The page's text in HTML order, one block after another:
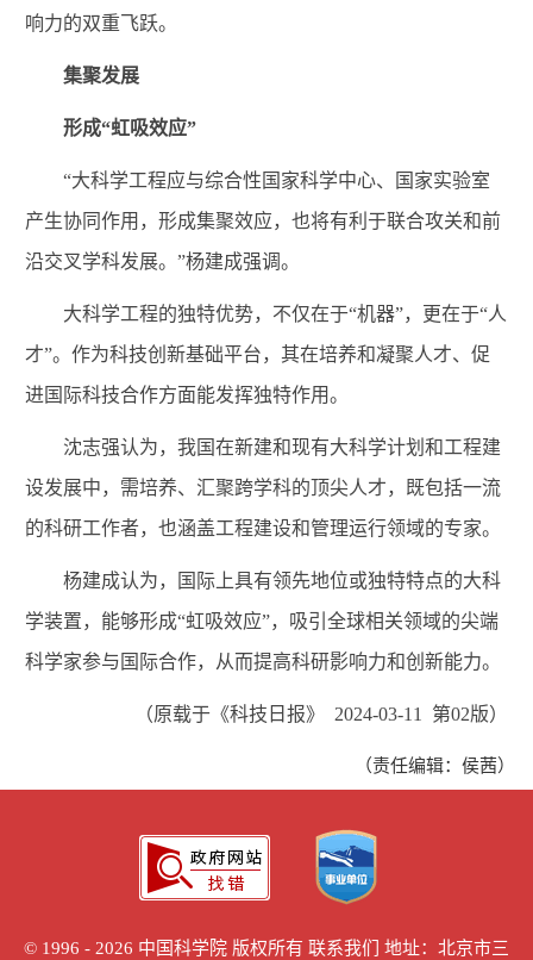
响力的双重飞跃。
集聚发展
形成“虹吸效应”
“大科学工程应与综合性国家科学中心、国家实验室
产生协同作用，形成集聚效应，也将有利于联合攻关和前
沿交叉学科发展。”杨建成强调。
大科学工程的独特优势，不仅在于“机器”，更在于“人
才”。作为科技创新基础平台，其在培养和凝聚人才、促
进国际科技合作方面能发挥独特作用。
沈志强认为，我国在新建和现有大科学计划和工程建
设发展中，需培养、汇聚跨学科的顶尖人才，既包括一流
的科研工作者，也涵盖工程建设和管理运行领域的专家。
杨建成认为，国际上具有领先地位或独特特点的大科
学装置，能够形成“虹吸效应”，吸引全球相关领域的尖端
科学家参与国际合作，从而提高科研影响力和创新能力。
（原载于《科技日报》 2024-03-11 第02版）
（责任编辑：侯茜）
© 1996 - 2026 中国科学院 版权所有 联系我们 地址：北京市三